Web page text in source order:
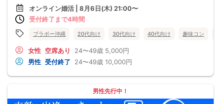
オンライン婚活 | 8月6日(木) 21:00〜
受付終了まで4時間
ブラボー沖縄 20代向け 30代向け 40代向け 趣味コン
女性 空席あり 24〜49歳 5,000円
男性 受付終了 24〜49歳 10,000円
男性先行中！